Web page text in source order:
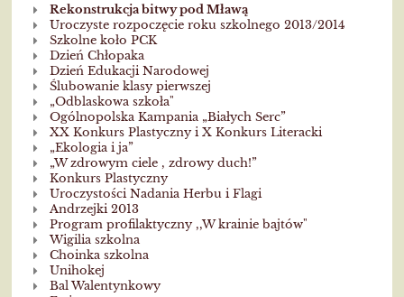
kroniki
szkolnej
2013/2014
Rekonstrukcja bitwy pod Mławą
Uroczyste rozpoczęcie roku szkolnego 2013/2014
Szkolne koło PCK
Dzień Chłopaka
Dzień Edukacji Narodowej
Ślubowanie klasy pierwszej
„Odblaskowa szkoła"
Ogólnopolska Kampania „Białych Serc”
XX Konkurs Plastyczny i X Konkurs Literacki
„Ekologia i ja”
„W zdrowym ciele , zdrowy duch!”
Konkurs Plastyczny
Uroczystości Nadania Herbu i Flagi
Andrzejki 2013
Program profilaktyczny ,,W krainie bajtów"
Wigilia szkolna
Choinka szkolna
Unihokej
Bal Walentynkowy